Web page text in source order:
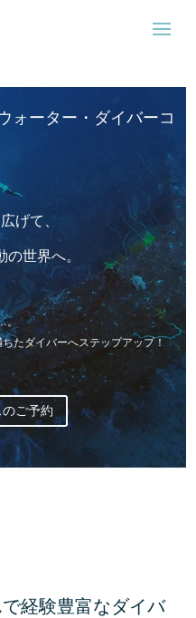
ォーター・ダイバーコ
げて、
の世界へ。
。
たダイバーへステップアップ！
ご予約
で経験豊富なダイバ